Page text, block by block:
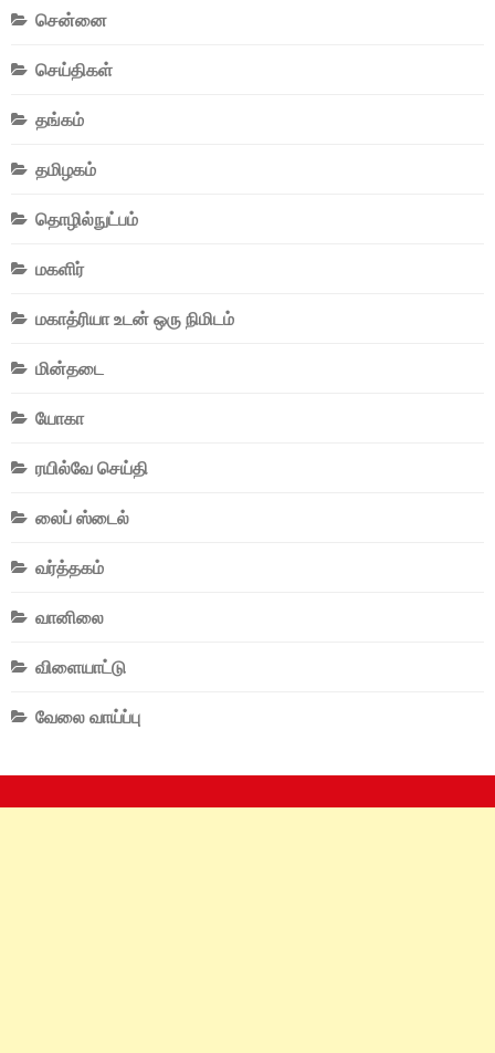
சென்னை
செய்திகள்
தங்கம்
தமிழகம்
தொழில்நுட்பம்
மகளிர்
மகாத்ரியா உடன் ஒரு நிமிடம்
மின்தடை
யோகா
ரயில்வே செய்தி
லைப் ஸ்டைல்
வர்த்தகம்
வானிலை
விளையாட்டு
வேலை வாய்ப்பு